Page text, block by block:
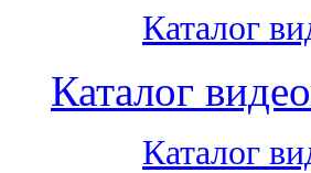
Каталог
Каталог
Каталог